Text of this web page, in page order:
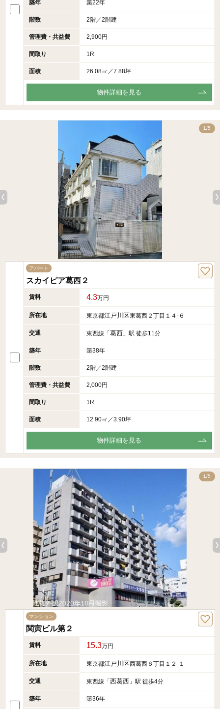
築年 築22年
階数 2階／2階建
管理費・共益費 2,900円
間取り 1R
面積 26.08㎡／7.88坪
物件詳細を見る
1/5
アパート
スカイピア葛西２
賃料 4.3万円
所在地 東京都江戸川区東葛西２丁目１４-６
交通 東西線「 葛西 」駅 徒歩11分
築年 築38年
階数 2階／2階建
管理費・共益費 2,000円
間取り 1R
面積 12.90㎡／3.90坪
物件詳細を見る
1/5
マンション
関寅ビル第２
賃料 15.3万円
所在地 東京都江戸川区西葛西６丁目１２‐１
交通 東西線「 西葛西 」駅 徒歩4分
築年 築36年